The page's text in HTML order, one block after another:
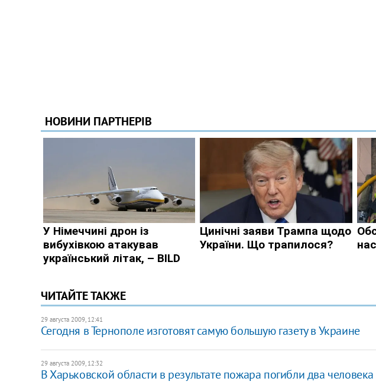
ЧИТАЙТЕ ТАКЖЕ
29 августа 2009, 12:41
Сегодня в Тернополе изготовят самую большую газету в Украине
29 августа 2009, 12:32
В Харьковской области в результате пожара погибли два человека